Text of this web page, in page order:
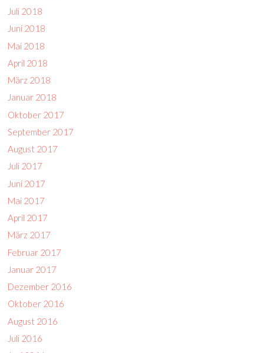
Juli 2018
Juni 2018
Mai 2018
April 2018
März 2018
Januar 2018
Oktober 2017
September 2017
August 2017
Juli 2017
Juni 2017
Mai 2017
April 2017
März 2017
Februar 2017
Januar 2017
Dezember 2016
Oktober 2016
August 2016
Juli 2016